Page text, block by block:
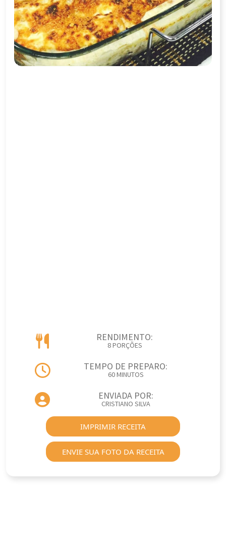
RENDIMENTO:
8 PORÇÕES
TEMPO DE PREPARO:
60 MINUTOS
ENVIADA POR:
CRISTIANO SILVA
IMPRIMIR RECEITA
ENVIE SUA FOTO DA RECEITA